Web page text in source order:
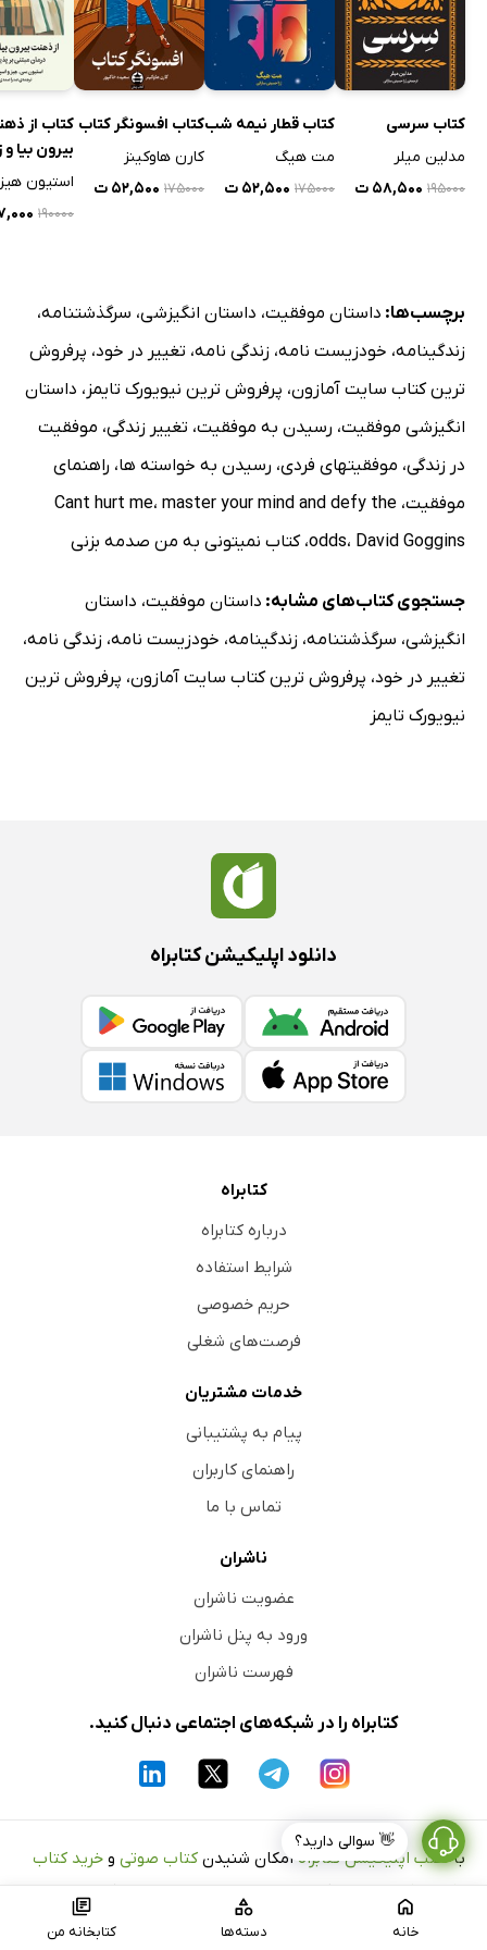
خانه دسته‌ها کتابخانه من
کتاب سرسی
مدلین میلر
۱۹۵۰۰۰ ۵۸,۵۰۰ ت
کتاب قطار نیمه شب
مت هیگ
۱۷۵۰۰۰ ۵۲,۵۰۰ ت
کتاب افسونگر کتاب
کارن هاوکینز
۱۷۵۰۰۰ ۵۲,۵۰۰ ت
کتاب از
بیرون بیا
استیون هیز
۱۹۰۰۰۰
برچسب‌ها: داستان موفقیت، داستان انگیزشی، سرگذشتنامه،
زندگینامه، خودزیست نامه، زندگی نامه، تغییر در خود، پرفروش
ترین کتاب سایت آمازون، پرفروش ترین نیویورک تایمز ، داستان
انگیزشی موفقیت، رسیدن به موفقیت، تغییر زندگی، موفقیت
در زندگی، موفقیتهای فردی، رسیدن به خواسته ها، راهنمای
موفقیت، Cant hurt me، master your mind and defy the
odds، David Goggins ،کتاب نمیتونی به من صدمه بزنی
جستجوی کتاب‌های مشابه: داستان موفقیت، داستان
انگیزشی، سرگذشتنامه، زندگینامه، خودزیست نامه، زندگی نامه،
تغییر در خود، پرفروش ترین کتاب سایت آمازون، پرفروش ترین
نیویورک تایمز
👋 سوالی دارید؟
دانلود اپلیکیشن کتابراه
کتابراه
درباره کتابراه
شرایط استفاده
حریم خصوصی
فرصت‌های شغلی
خدمات مشتریان
پیام به پشتیبانی
راهنمای کاربران
تماس با ما
ناشران
عضویت ناشران
ورود به پنل ناشران
فهرست ناشران
کتابراه را در شبکه‌های اجتماعی دنبال کنید.
بانصب اپلیکیشن کتابراه امکان شنیدن کتاب صوتی و خرید کتاب
الکترونیک
برای شما فراهم می‌شود و دنیایی از هزاران کتاب در
دستان شما قرار می‌گیرد. فرقی نمی‌کند از موبایل، تبلت یا رایانه